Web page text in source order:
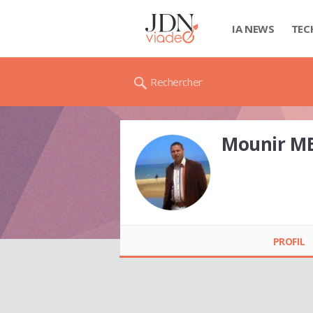
IA NEWS
Rechercher
Mounir
PROFIL